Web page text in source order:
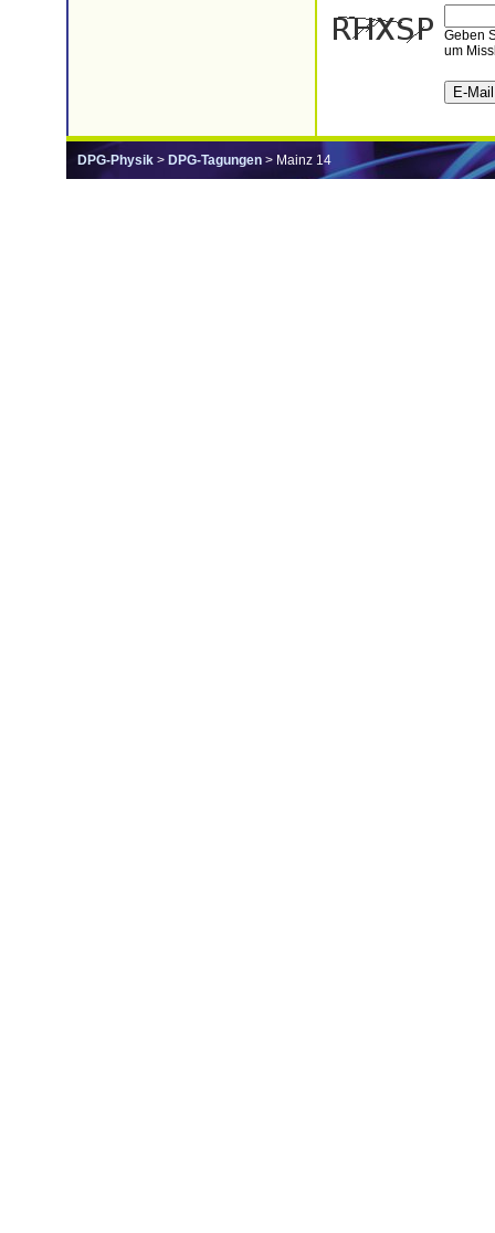
Geben
um
DPG-Physik > DPG-Tagungen > Mainz 14